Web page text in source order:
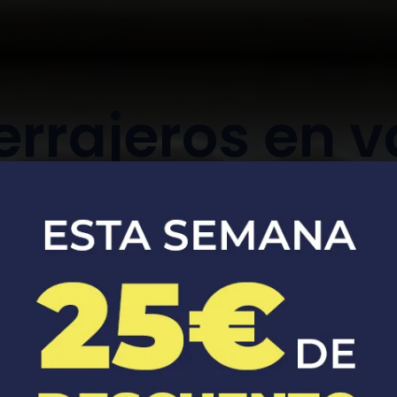
en
d'alba
Apertura, reparación y sustitución de
cerraduras de coches y casas.​